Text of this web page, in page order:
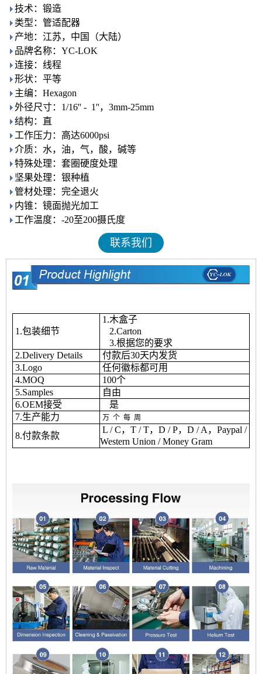
技术：锻造
类型：管适配器
产地：江苏，中国（大陆）
品牌名称：YC-LOK
连接：线程
形状：平等
主编：Hexagon
外径尺寸：1/16'' - 1''，3mm-25mm
结构：直
工作压力：高达6000psi
介质：水，油，气，酸，碱等
特殊处理：套圈硬度处理
坚果处理：银种植
管材处理：完全退火
内锥：镜面抛光加工
工作温度：-20至200摄氏度
联系我们
1.包装细节
1.木盒子
2.Carton
3.根据您的要求
2.Delivery Details
付款后30天内发货
3.Logo
任何徽标都可用
4.MOQ
100个
5.Samples
自由
6.OEM接受
是
7.生产能力
万 个 每 周
8.付款条款
L / C，T / T，D / P，D / A，Paypal /
Western Union / Money Gram